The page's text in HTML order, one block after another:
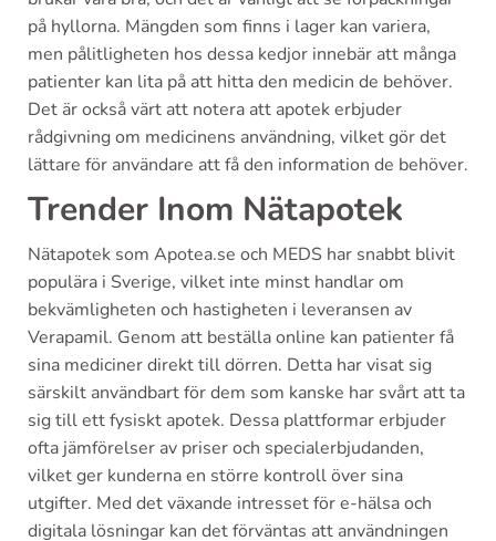
på hyllorna. Mängden som finns i lager kan variera,
men pålitligheten hos dessa kedjor innebär att många
patienter kan lita på att hitta den medicin de behöver.
Det är också värt att notera att apotek erbjuder
rådgivning om medicinens användning, vilket gör det
lättare för användare att få den information de behöver.
Trender Inom Nätapotek
Nätapotek som Apotea.se och MEDS har snabbt blivit
populära i Sverige, vilket inte minst handlar om
bekvämligheten och hastigheten i leveransen av
Verapamil. Genom att beställa online kan patienter få
sina mediciner direkt till dörren. Detta har visat sig
särskilt användbart för dem som kanske har svårt att ta
sig till ett fysiskt apotek. Dessa plattformar erbjuder
ofta jämförelser av priser och specialerbjudanden,
vilket ger kunderna en större kontroll över sina
utgifter. Med det växande intresset för e-hälsa och
digitala lösningar kan det förväntas att användningen